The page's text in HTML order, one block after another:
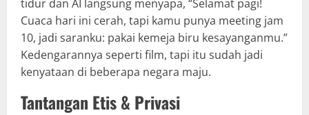
tidur dan AI langsung menyapa, “Selamat pagi!
Cuaca hari ini cerah, tapi kamu punya meeting jam
10, jadi saranku: pakai kemeja biru kesayanganmu.”
Kedengarannya seperti film, tapi itu sudah jadi
kenyataan di beberapa negara maju.
Tantangan Etis & Privasi